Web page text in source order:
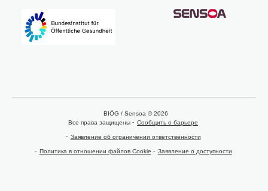
BIÖG / Sensoa © 2026
Все права защищены
Сообщить о барьере
Заявление об ограничении ответственности
Политика в отношении файлов Cookie Заявление о доступности